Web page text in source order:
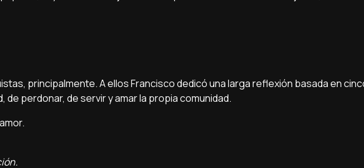
principalmente. A ellos Francisco dedicó una larga reflexión basada en
perdonar, de servir y amar la propia comunidad.